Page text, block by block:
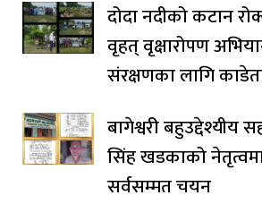
दोदा नदीको कटान
वृहत् वृक्षारोपण
संरक्षणका लागि
बागेश्वरी बहुउद्देश्यीय
सिंह खडकाको
सर्वसम्मत चयन